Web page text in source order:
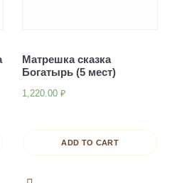
Матрешка сказка
Богатырь (5 мест)
1,220.00₽
ADD TO CART